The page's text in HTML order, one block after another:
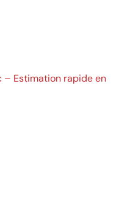
– Estimation rapide en